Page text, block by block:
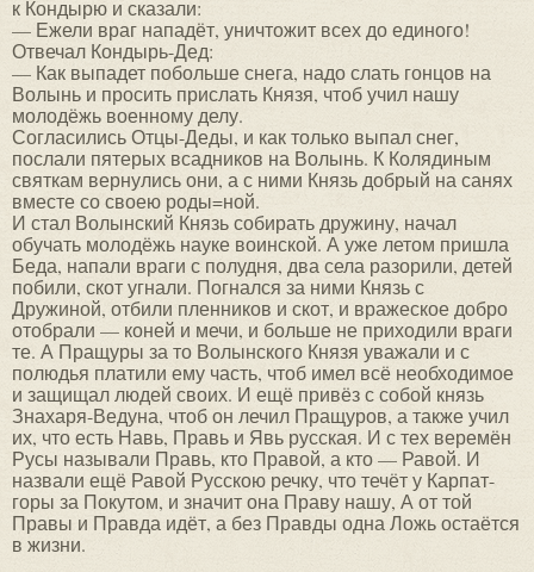
к Кондырю и сказали:
— Ежели враг нападёт, уничтожит всех до единого!
Отвечал Кондырь-Дед:
— Как выпадет побольше снега, надо слать гонцов на
Волынь и просить прислать Князя, чтоб учил нашу
молодёжь военному делу.
Согласились Отцы-Деды, и как только выпал снег,
послали пятерых всадников на Волынь. К Колядиным
святкам вернулись они, а с ними Князь добрый на санях
вместе со своею роды=ной.
И стал Волынский Князь собирать дружину, начал
обучать молодёжь науке воинской. А уже летом пришла
Беда, напали враги с полудня, два села разорили, детей
побили, скот угнали. Погнался за ними Князь с
Дружиной, отбили пленников и скот, и вражеское добро
отобрали — коней и мечи, и больше не приходили враги
те. А Пращуры за то Волынского Князя уважали и с
полюдья платили ему часть, чтоб имел всё необходимое
и защищал людей своих. И ещё привёз с собой князь
Знахаря-Ведуна, чтоб он лечил Пращуров, а также учил
их, что есть Навь, Правь и Явь русская. И с тех веремён
Русы называли Правь, кто Правой, а кто — Равой. И
назвали ещё Равой Русскою речку, что течёт у Карпат-
горы за Покутом, и значит она Праву нашу, А от той
Правы и Правда идёт, а без Правды одна Ложь остаётся
в жизни.